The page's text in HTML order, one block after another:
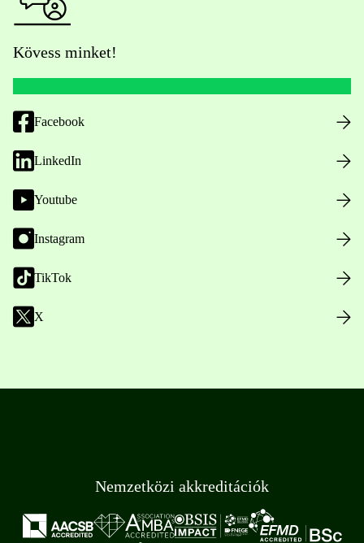
Kövess minket!
Facebook
LinkedIn
Youtube
Instagram
TikTok
X
Nemzetközi akkreditációk